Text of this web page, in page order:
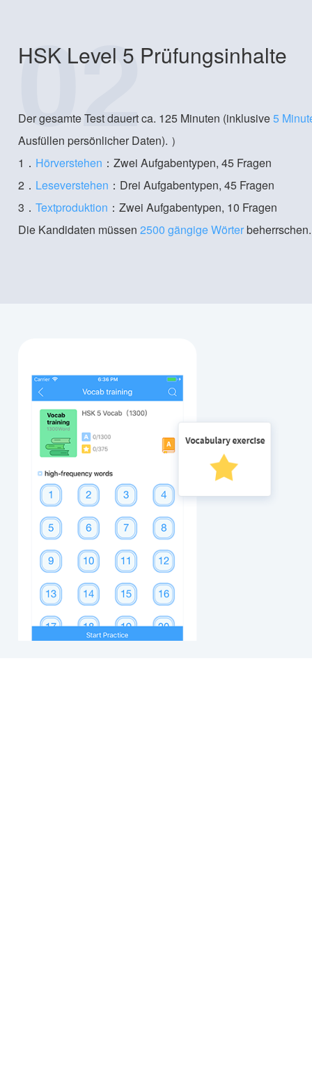
02
HSK Level 5 Prüfungsinhalte
Der gesamte Test dauert ca. 125 Minuten (inklusive5
Ausfüllen persönlicher Daten). ）
1． Hörverstehen ：Zwei Aufgabentypen, 45 Fragen
2． Leseverstehen ：Drei Aufgabentypen, 45 Fragen
3． Textproduktion ：Zwei Aufgabentypen, 10 Fragen
Die Kandidaten müssen 2500 gängige Wörterbeherrschen.